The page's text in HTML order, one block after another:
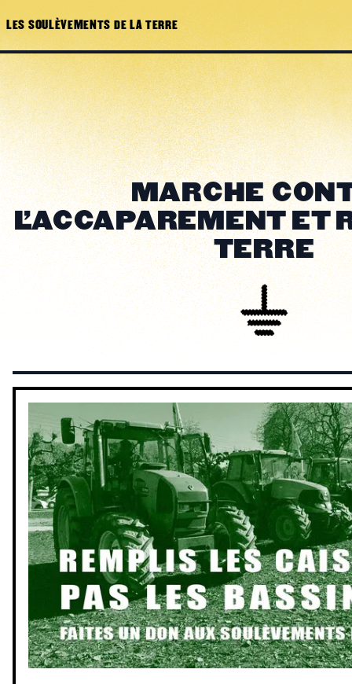
LES SOULÈVEMENTS DE LA TERRE
MARCHE
L'ACCAPAREMENT ET
TERRE